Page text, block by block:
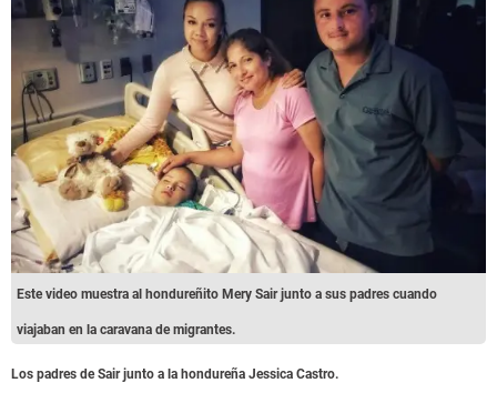
Este video muestra al hondureñito Mery Sair junto a sus padres cuando
viajaban en la caravana de migrantes.
Los padres de Sair junto a la hondureña Jessica Castro.